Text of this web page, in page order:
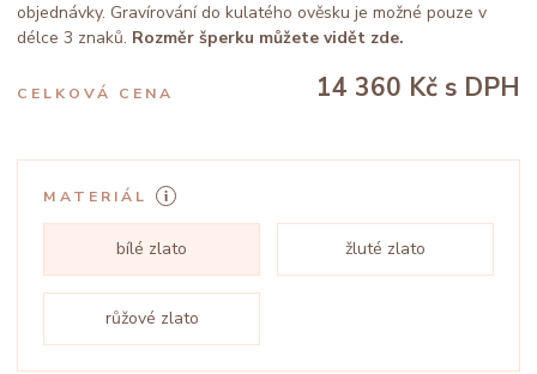
objednávky. Gravírování do kulatého ověsku je možné pouze v
délce 3 znaků. Rozměr šperku můžete vidět zde.
CELKOVÁ CENA 14 360 Kč s DPH
MATERIÁL
bílé zlato žluté zlato
růžové zlato